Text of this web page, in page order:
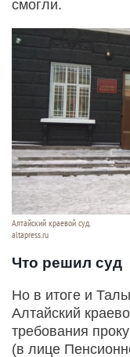
смогли.
Алтайский краевой суд.
altapress.ru
Что решил суд
Но в итоге и
Алтайский
требования
(в лице